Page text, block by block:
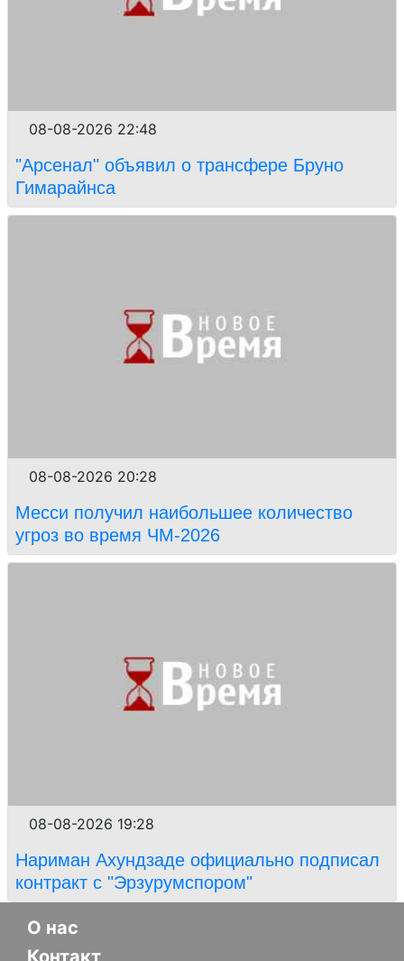
08-08-2026 22:48
"Арсенал" объявил о трансфере Бруно
Гимарайнса
08-08-2026 20:28
Месси получил наибольшее количество
угроз во время ЧМ-2026
08-08-2026 19:28
Нариман Ахундзаде официально подписал
контракт с "Эрзурумспором"
О нас
Контакт